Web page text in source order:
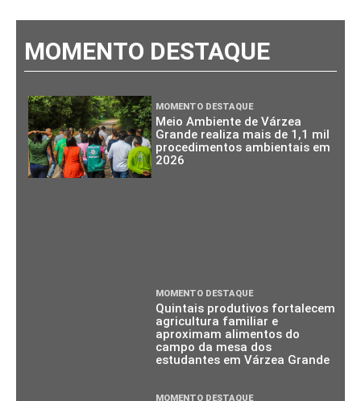
MOMENTO DESTAQUE
MOMENTO DESTAQUE
Meio Ambiente de Várzea
Grande realiza mais de 1,1 mil
procedimentos ambientais em
2026
MOMENTO DESTAQUE
Quintais produtivos fortalecem
agricultura familiar e
aproximam alimentos do
campo da mesa dos
estudantes em Várzea Grande
MOMENTO DESTAQUE